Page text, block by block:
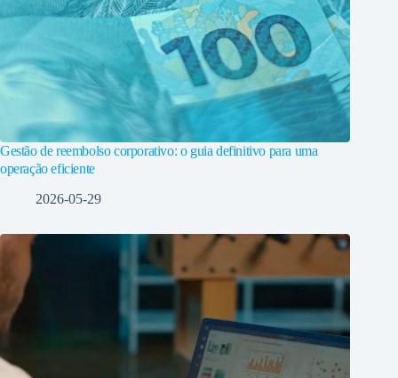
Gestão de reembolso corporativo: o guia definitivo para uma
operação eficiente
2026-05-29